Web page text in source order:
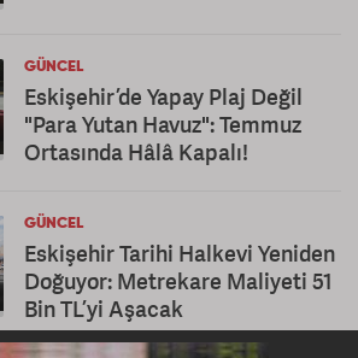
GÜNCEL
Eskişehir’de Yapay Plaj Değil
"Para Yutan Havuz": Temmuz
Ortasında Hâlâ Kapalı!
GÜNCEL
Eskişehir Tarihi Halkevi Yeniden
Doğuyor: Metrekare Maliyeti 51
Bin TL’yi Aşacak